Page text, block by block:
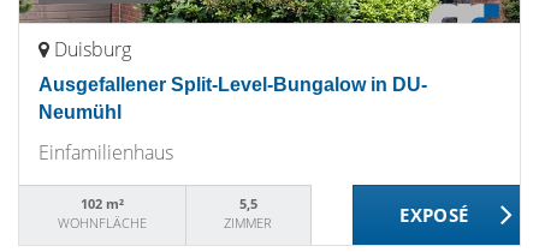
Duisburg
Ausgefallener Split-Level-Bungalow in DU-
Neumühl
Einfamilienhaus
102 m²
WOHNFLÄCHE
5,5
ZIMMER